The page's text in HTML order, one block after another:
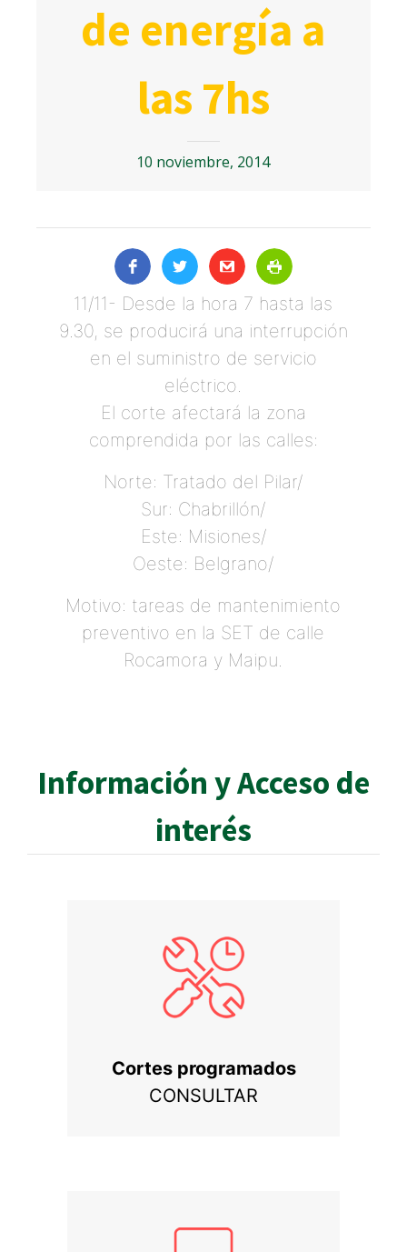
de energía a
las 7hs
10 noviembre, 2014
11/11- Desde la hora 7 hasta las
9.30, se producirá una interrupción
en el suministro de servicio
eléctrico.
El corte afectará la zona
comprendida por las calles:
Norte: Tratado del Pilar/
Sur: Chabrillón/
Este: Misiones/
Oeste: Belgrano/
Motivo: tareas de mantenimiento
preventivo en la SET de calle
Rocamora y Maipu.
Información y Acceso de
interés
Cortes programados
CONSULTAR